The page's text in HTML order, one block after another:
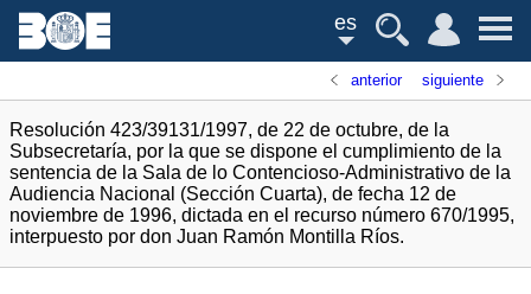
es
anterior siguiente
Resolución 423/39131/1997, de 22 de octubre, de la
Subsecretaría, por la que se dispone el cumplimiento de la
sentencia de la Sala de lo Contencioso-Administrativo de la
Audiencia Nacional (Sección Cuarta), de fecha 12 de
noviembre de 1996, dictada en el recurso número 670/1995,
interpuesto por don Juan Ramón Montilla Ríos.